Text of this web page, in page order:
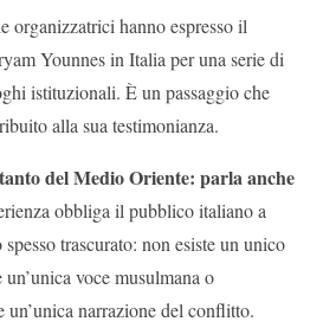
organizzatrici hanno espresso il
Younnes in Italia per una serie di
istituzionali. È un passaggio che
alla sua testimonianza.
del Medio Oriente: parla anche
obbliga il pubblico italiano a
trascurato: non esiste un unico
voce musulmana o
un’unica narrazione del conflitto.